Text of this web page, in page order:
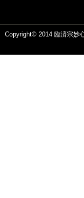
Copyright© 2014 臨済宗妙